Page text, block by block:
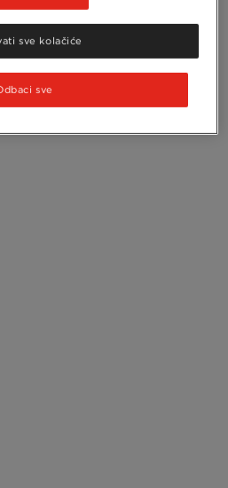
sve
sve kolačiće